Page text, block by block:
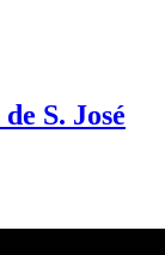
S. José